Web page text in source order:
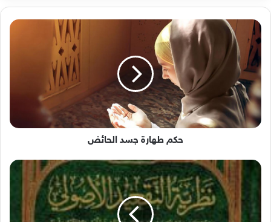
حكم
طهارة
جسد
الحائض
حكم طهارة جسد الحائض
نظرية
التقعيد
للدكتور
أيمن